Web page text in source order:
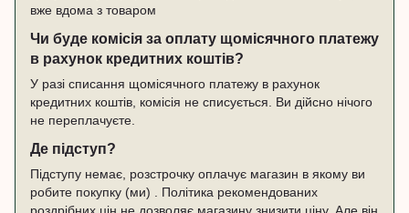
вже вдома з товаром
Чи буде комісія за оплату щомісячного платежу
в рахунок кредитних коштів?
У разі списання щомісячного платежу в рахунок
кредитних коштів, комісія не списується. Ви дійсно нічого
не переплачуєте.
Де підступ?
Підступу немає, розстрочку оплачує магазин в якому ви
робите покупку (ми) . Політика рекомендованих
роздрібних цін не дозволяє магазину знизити ціну. Але він